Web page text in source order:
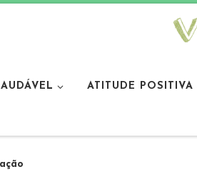
ATITUDE POSITIVA